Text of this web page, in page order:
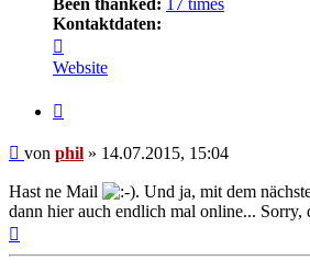
Kontaktdaten:
von
phil
Website
Beitrag
von phil » 14.07.2015, 15:04
Hast ne Mail
. Und ja, mit dem
dann hier auch endlich mal online... Sorry,